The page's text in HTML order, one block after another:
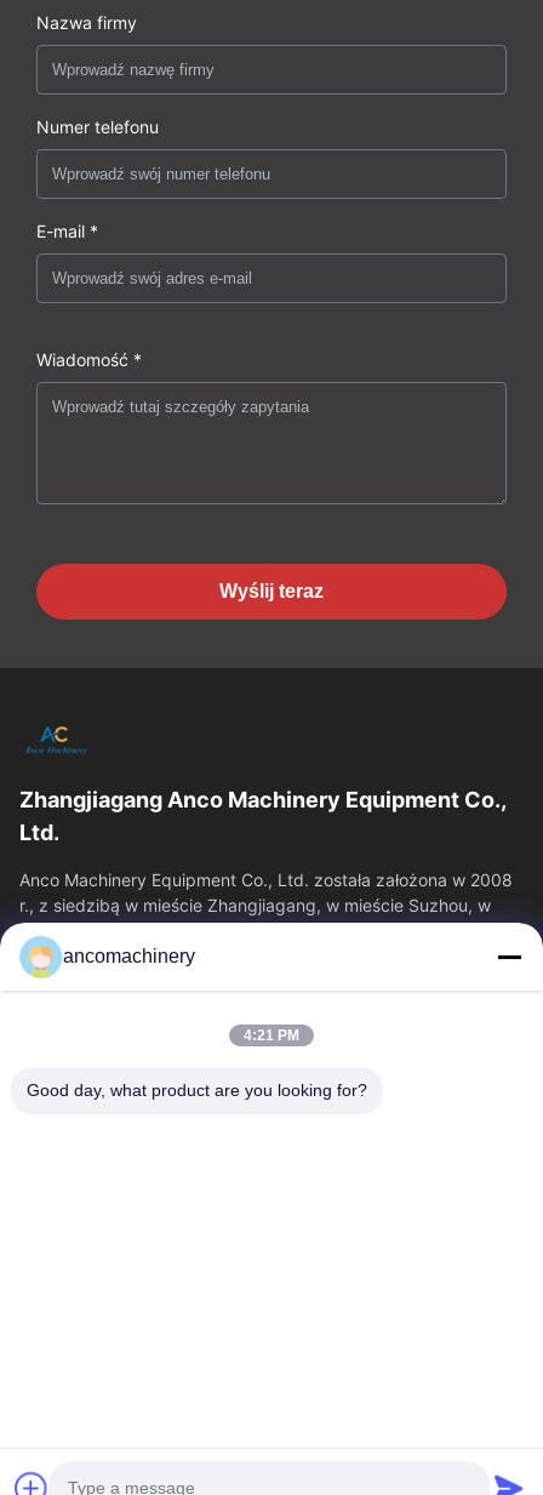
Nazwa firmy
Numer telefonu
E-mail *
Wiadomość *
Wyślij teraz
Zhangjiagang Anco Machinery Equipment Co.,
Ltd.
Anco Machinery Equipment Co., Ltd. została założona w 2008
r., z siedzibą w mieście Zhangjiagang, w mieście Suzhou, w
prowincji Jiangsu.
Szybkie Linki
O Nas
Wycieczka Po Fabryce
Kontrola Jakości
ancomachinery
4:21 PM
Good day, what product are you looking for?